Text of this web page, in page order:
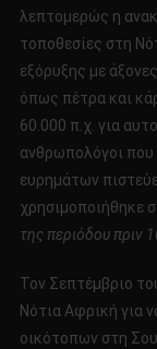
λεπτομερώς η
τοποθεσίες στη
εξόρυξης με
όπως πέτρα και
60.000 π.χ. για
ανθρωπολόγοι
ευρημάτων
χρησιμοποιήθηκε
της περιόδου πριν
Τον Σεπτέμβριο
Νότια Αφρική για
οικότοπων στη